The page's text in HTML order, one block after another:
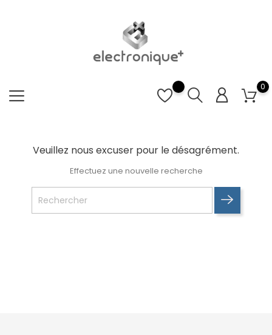
0
Veuillez nous excuser pour le désagrément.
Effectuez une nouvelle recherche